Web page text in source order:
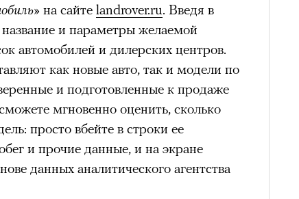
на сайте landrover.ru. Введя в
и параметры желаемой
автомобилей и дилерских центров.
как новые авто, так и модели по
и подготовленные к продаже
мгновенно оценить, сколько
просто вбейте в строки ее
и прочие данные, и на экране
данных аналитического агентства